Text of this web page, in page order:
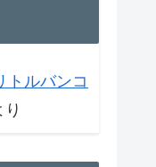
トルバンコ
り